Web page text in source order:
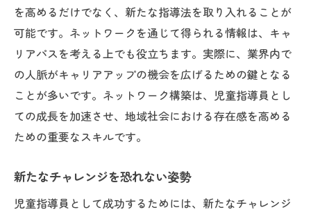
を高めるだけでなく、新たな指導法を取り入れることが
可能です。ネットワークを通じて得られる情報は、キャ
リアパスを考える上でも役立ちます。実際に、業界内で
の人脈がキャリアアップの機会を広げるための鍵となる
ことが多いです。ネットワーク構築は、児童指導員とし
ての成長を加速させ、地域社会における存在感を高める
ための重要なスキルです。
新たなチャレンジを恐れない姿勢
児童指導員として成功するためには、新たなチャレンジ